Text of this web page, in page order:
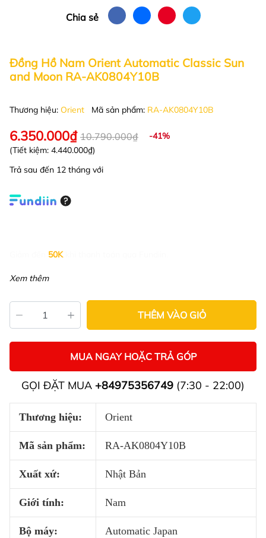
Chia sẻ
Đồng Hồ Nam Orient Automatic Classic Sun
and Moon RA-AK0804Y10B
Thương hiệu: Orient Mã sản phẩm: RA-AK0804Y10B
6.350.000₫ 10.790.000₫
-41%
(Tiết kiệm: 4.440.000₫)
Trả sau đến 12 tháng với
50K
Xem thêm
THÊM VÀO GIỎ
MUA NGAY HOẶC TRẢ GÓP
GỌI ĐẶT MUA +84975356749 (7:30 - 22:00)
Thương hiệu: Orient
Mã sản phẩm: RA-AK0804Y10B
Xuất xứ: Nhật Bản
Giới tính: Nam
Bộ máy: Automatic Japan